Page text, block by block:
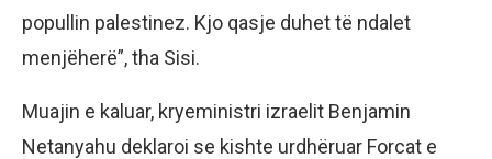
popullin palestinez. Kjo qasje duhet të ndalet
menjëherë”, tha Sisi.
Muajin e kaluar, kryeministri izraelit Benjamin
Netanyahu deklaroi se kishte urdhëruar Forcat e